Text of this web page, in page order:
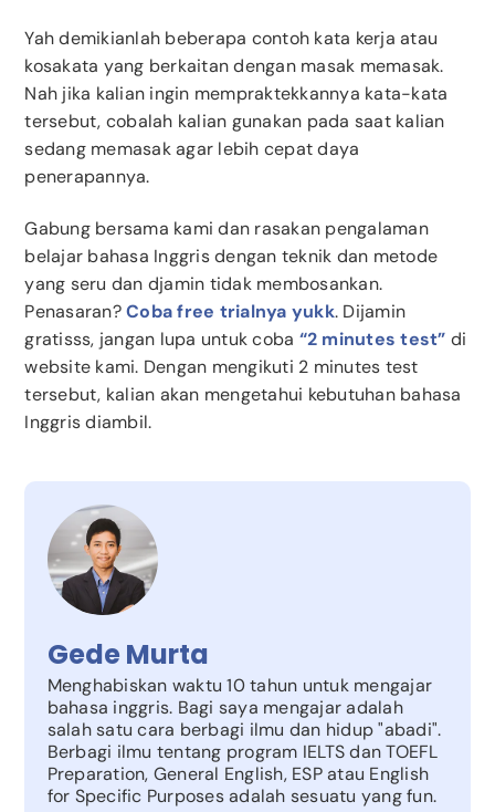
Yah demikianlah beberapa contoh kata kerja atau
kosakata yang berkaitan dengan masak memasak.
Nah jika kalian ingin mempraktekkannya kata-kata
tersebut, cobalah kalian gunakan pada saat kalian
sedang memasak agar lebih cepat daya
penerapannya.
Gabung bersama kami dan rasakan pengalaman
belajar bahasa Inggris dengan teknik dan metode
yang seru dan djamin tidak membosankan.
Penasaran?Coba free trialnya yukk. Dijamin
gratisss, jangan lupa untuk coba “2 minutes test” di
website kami. Dengan mengikuti 2 minutes test
tersebut, kalian akan mengetahui kebutuhan bahasa
Inggris diambil.
Gede Murta
Menghabiskan waktu 10 tahun untuk mengajar
bahasa inggris. Bagi saya mengajar adalah
salah satu cara berbagi ilmu dan hidup "abadi".
Berbagi ilmu tentang program IELTS dan TOEFL
Preparation, General English, ESP atau English
for Specific Purposes adalah sesuatu yang fun.